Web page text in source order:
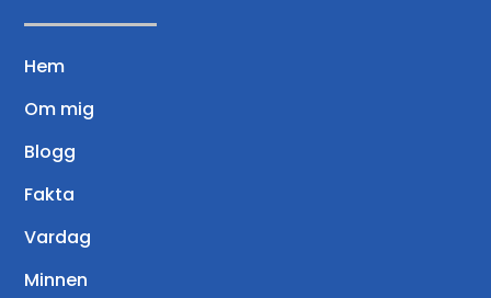
Hem
Om mig
Blogg
Fakta
Vardag
Minnen